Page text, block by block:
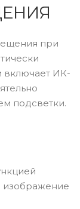
при
включает ИК-
подсветки.
изображение